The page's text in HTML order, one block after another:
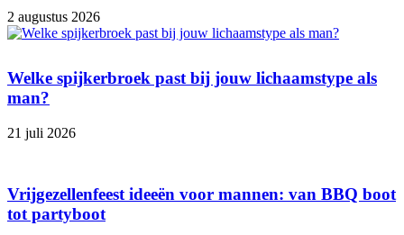
2 augustus 2026
Welke spijkerbroek past bij jouw lichaamstype als
man?
21 juli 2026
Vrijgezellenfeest ideeën voor mannen: van BBQ boot
tot partyboot